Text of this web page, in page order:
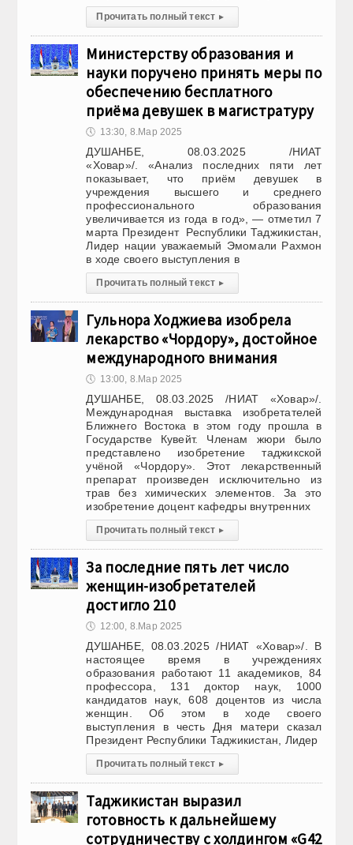
Прочитать полный текст ▸
Министерству образования и
науки поручено принять меры по
обеспечению бесплатного
приёма девушек в магистратуру
🕔 13:30, 8.Мар 2025
ДУШАНБЕ, 08.03.2025 /НИАТ
«Ховар»/. «Анализ последних пяти лет
показывает, что приём девушек в
учреждения высшего и среднего
профессионального образования
увеличивается из года в год», — отметил 7
марта Президент Республики Таджикистан,
Лидер нации уважаемый Эмомали Рахмон
в ходе своего выступления в
Прочитать полный текст ▸
Гульнора Ходжиева изобрела
лекарство «Чордору», достойное
международного внимания
🕔 13:00, 8.Мар 2025
ДУШАНБЕ, 08.03.2025 /НИАТ «Ховар»/.
Международная выставка изобретателей
Ближнего Востока в этом году прошла в
Государстве Кувейт. Членам жюри было
представлено изобретение таджикской
учёной «Чордору». Этот лекарственный
препарат произведен исключительно из
трав без химических элементов. За это
изобретение доцент кафедры внутренних
Прочитать полный текст ▸
За последние пять лет число
женщин-изобретателей
достигло 210
🕔 12:00, 8.Мар 2025
ДУШАНБЕ, 08.03.2025 /НИАТ «Ховар»/. В
настоящее время в учреждениях
образования работают 11 академиков, 84
профессора, 131 доктор наук, 1000
кандидатов наук, 608 доцентов из числа
женщин. Об этом в ходе своего
выступления в честь Дня матери сказал
Президент Республики Таджикистан, Лидер
Прочитать полный текст ▸
Таджикистан выразил
готовность к дальнейшему
сотрудничеству с холдингом «G42